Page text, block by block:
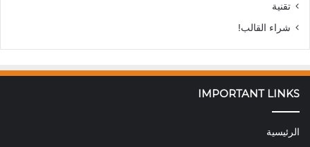
تقنية
شراء القالب!
IMPORTANT LINKS
الرئيسية